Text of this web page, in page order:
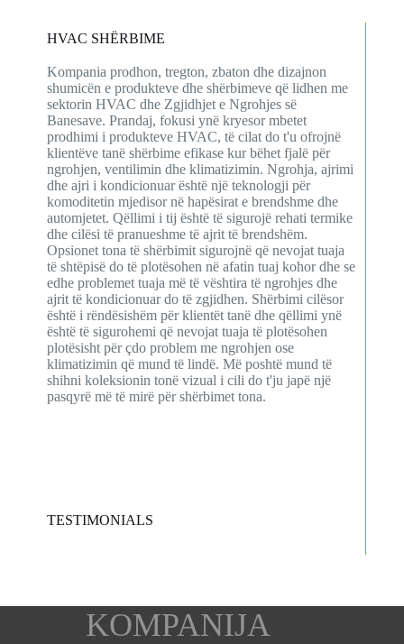
HVAC SHËRBIME
Kompania prodhon, tregton, zbaton dhe dizajnon
shumicën e produkteve dhe shërbimeve që lidhen me
sektorin HVAC dhe Zgjidhjet e Ngrohjes së
Banesave. Prandaj, fokusi ynë kryesor mbetet
prodhimi i produkteve HVAC, të cilat do t'u ofrojnë
klientëve tanë shërbime efikase kur bëhet fjalë për
ngrohjen, ventilimin dhe klimatizimin. Ngrohja, ajrimi
dhe ajri i kondicionuar është një teknologji për
komoditetin mjedisor në hapësirat e brendshme dhe
automjetet. Qëllimi i tij është të sigurojë rehati termike
dhe cilësi të pranueshme të ajrit të brendshëm.
Opsionet tona të shërbimit sigurojnë që nevojat tuaja
të shtëpisë do të plotësohen në afatin tuaj kohor dhe se
edhe problemet tuaja më të vështira të ngrohjes dhe
ajrit të kondicionuar do të zgjidhen. Shërbimi cilësor
është i rëndësishëm për klientët tanë dhe qëllimi ynë
është të sigurohemi që nevojat tuaja të plotësohen
plotësisht për çdo problem me ngrohjen ose
klimatizimin që mund të lindë. Më poshtë mund të
shihni koleksionin tonë vizual i cili do t'ju japë një
pasqyrë më të mirë për shërbimet tona.
TESTIMONIALS
KOMPANIJA